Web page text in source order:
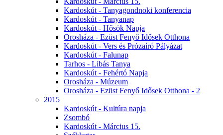
Kardoskút - Tanyagondnoki konferencia
Kardoskút - Tanyanap
Kardoskút - Hősök Napja
Orosháza - Ezüst Fenyő Idősek Otthona
Kardoskút - Vers és Prózaíró Pályázat
Kardoskút - Falunap
Tarhos - Libás Tanya
Kardoskút - Fehértó Napja
Orosháza - Múzeum
Orosháza - Ezüst Fenyő Idősek Otthona - 2
2015
Kardoskút - Kultúra napja
Zsombó
Kardoskút - Március 15.